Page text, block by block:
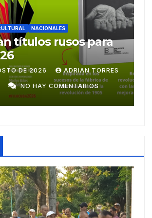
ACONTECER CULTURAL
Ballet Laura Alonso
emprende gira
centroamericana
28 DE JULIO DE 2026 ADRIAN
RODRÍGUEZ NO HAY COMENTARIOS